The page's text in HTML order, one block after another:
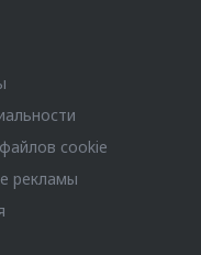
cookie
рекламы